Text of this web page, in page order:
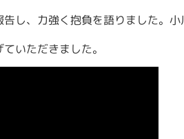
し、力強く抱負を語りました。
いただきました。